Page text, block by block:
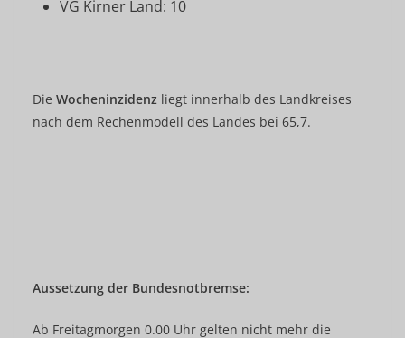
VG Kirner Land: 10
Die Wocheninzidenz liegt innerhalb des Landkreises
nach dem Rechenmodell des Landes bei 65,7.
Aussetzung der Bundesnotbremse:
Ab Freitagmorgen 0.00 Uhr gelten nicht mehr die